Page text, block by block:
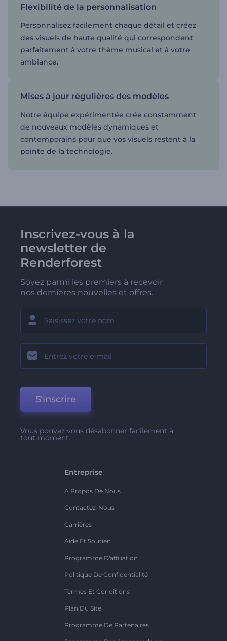
Flexibilité de la personnalisation
Personnalisez facilement chaque détail et créez
des visuels de haute qualité qui correspondent
parfaitement à votre thème musical et à votre
ambiance.
Mises à jour régulières des modèles
Notre équipe expérimentée crée constamment
de nouveaux modèles dynamiques et
contemporains pour que vos visuels restent à la
pointe de la technologie.
Inscrivez-vous à la
newsletter de
Renderforest
Soyez parmi les premiers à recevoir
nos dernières nouvelles et offres.
S'inscrire
Vous pouvez vous désabonner facilement à
tout moment.
Entreprise
A Propos De Nous
Contactez-Nous
Carrières
Aide Et Soutien
Programme D'affiliation
Politique De Confidentialité
Termes Et Conditions
Plan Du Site
Programme De Partenaires